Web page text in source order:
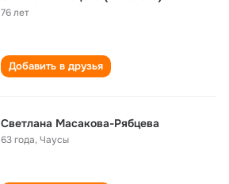
76 лет
Добавить в друзья
Светлана Масакова-Рябцева
63 года,Чаусы